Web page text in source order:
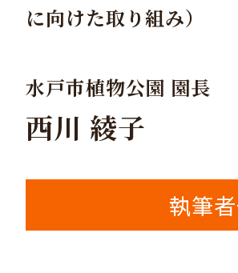
に向けた取り組み）
水戸市植物公園 園長
西川 綾子
執筆